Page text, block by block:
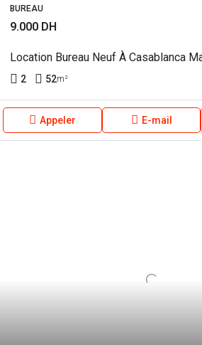
BUREAU
9.000 DH
Location Bureau Neuf À Casablanca
2 52m²
Appeler E-mail